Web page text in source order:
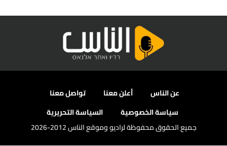
عن الناس أعلن معنا
تواصل معنا
سياسة الخصوصية
السياسة التحريرية
جميع الحقوق محفوظة لراديو وموقع الناس 2012-2026